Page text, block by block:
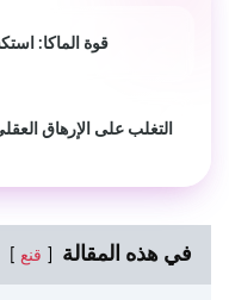
قوة الماكا:
التغلب على الإرهاق
في هذه المقالة قنع